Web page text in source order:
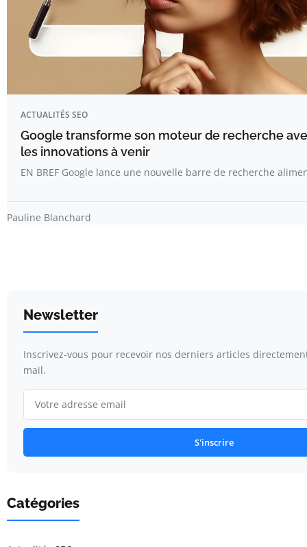
ACTUALITÉS SEO
Google transforme son moteur de recherche
les innovations à venir
EN BREF Google lance une nouvelle barre de recherche
Pauline Blanchard
Newsletter
Inscrivez-vous pour recevoir nos derniers articles
mail.
S'inscrire
Catégories